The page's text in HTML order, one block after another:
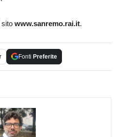
sito www.sanremo.rai.it.
Fonti Preferite